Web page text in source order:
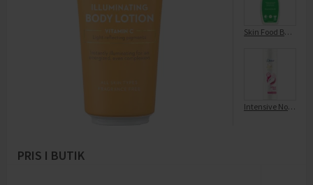
Skin Food Body Lotion
Intensive Nourshing Body Lotion
PRIS I BUTIK